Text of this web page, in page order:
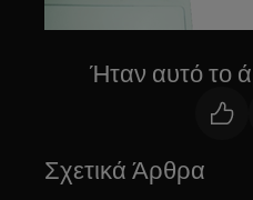
Ήταν αυτό το
Σχετικά Άρθρα